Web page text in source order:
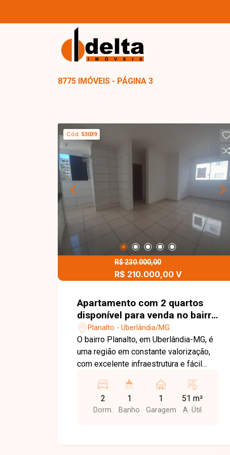
8775 IMÓVEIS - PÁGINA 3
Cód. 53039
R$ 230.000,00
R$ 210.000,00 V
Apartamento com 2 quartos
disponível para venda no bairro
Planalto em Uberlândia-MG
Planalto - Uberlândia/MG
O bairro Planalto, em Uberlândia-MG, é
uma região em constante valorização,
com excelente infraestrutura e fácil
da cidade. Próximo a supermercados,
escolas, farmácias e diversos
comércios, oferece praticidade,
2
Dorm.
1
Banho
1
Garagem
51 m²
A. Útil